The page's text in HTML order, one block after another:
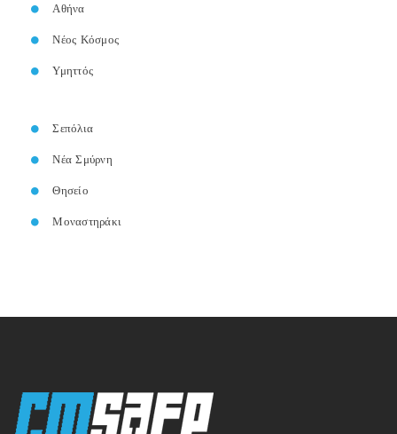
Αθήνα
Νέος Κόσμος
Υμηττός
Σεπόλια
Νέα Σμύρνη
Θησείο
Μοναστηράκι